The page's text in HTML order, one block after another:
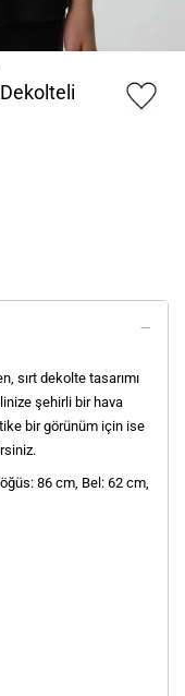
sırt dekolte tasarımı
şehirli bir hava
bir görünüm için ise
86 cm, Bel: 62 cm,